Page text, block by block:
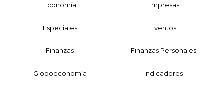
Economía Empresas
Especiales Eventos
Finanzas Finanzas Personales
Globoeconomía Indicadores